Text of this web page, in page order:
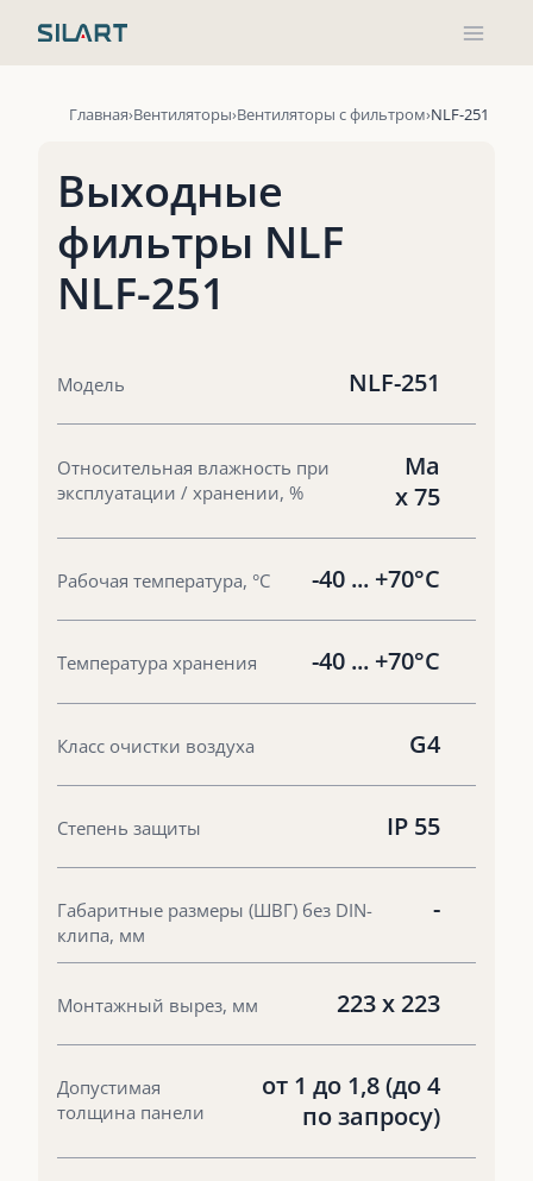
Главная Вентиляторы Вентиляторы с фильтром NLF-251
Выходные
фильтры NLF
NLF-251
Модель NLF-251
Относительная влажность при
эксплуатации / хранении, %
Ma
x 75
Рабочая температура, °С -40 ... +70°C
Температура хранения -40 ... +70°C
Класс очистки воздуха G4
Степень защиты IP 55
Габаритные размеры (ШВГ) без DIN-
клипа, мм
-
Монтажный вырез, мм 223 x 223
Допустимая
толщина панели
от 1 до 1,8 (до 4
по запросу)